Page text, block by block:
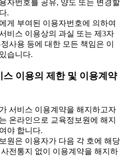
자번호를 공유, 양도 또는 변경할
.
게 부여된 이용자번호에 의하여
비스 이용상의 과실 또는 제3자
사용 등에 대한 모든 책임은 이
습니다.
스 이용의 제한 및 이용계약
서비스 이용계약을 해지하고자
온라인으로 교육정보원에 해지
야 합니다.
원은 이용자가 다음 각 호에 해당
전통지 없이 이용계약을 해지하